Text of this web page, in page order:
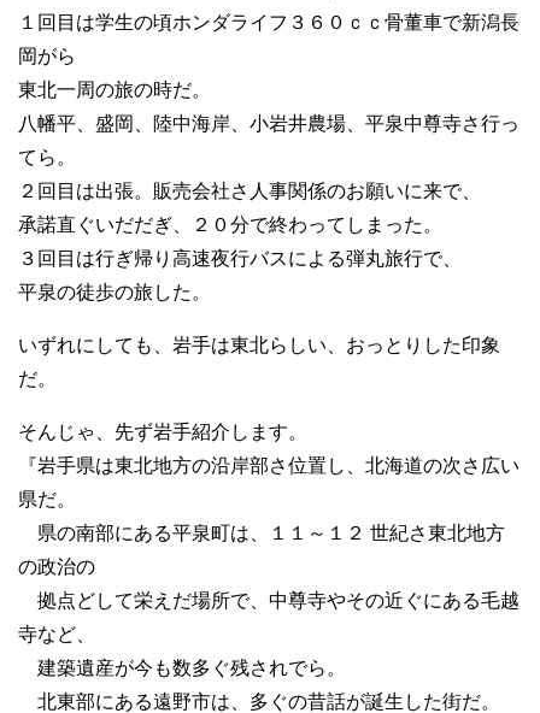
１回目は学生の頃ホンダライフ３６０ｃｃ骨董車で新潟長
岡がら
東北一周の旅の時だ。
八幡平、盛岡、陸中海岸、小岩井農場、平泉中尊寺さ行っ
てら。
２回目は出張。販売会社さ人事関係のお願いに来で、
承諾直ぐいだだぎ、２０分で終わってしまった。
３回目は行ぎ帰り高速夜行バスによる弾丸旅行で、
平泉の徒歩の旅した。
いずれにしても、岩手は東北らしい、おっとりした印象
だ。
そんじゃ、先ず岩手紹介します。
『岩手県は東北地方の沿岸部さ位置し、北海道の次さ広い
県だ。
県の南部にある平泉町は、１１～１２ 世紀さ東北地方
の政治の
拠点どして栄えだ場所で、中尊寺やその近ぐにある毛越
寺など、
建築遺産が今も数多ぐ残されでら。
北東部にある遠野市は、多ぐの昔話が誕生した街だ。